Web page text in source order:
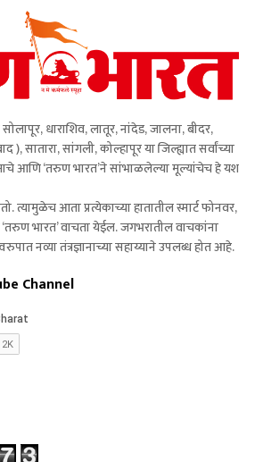
धाराशिव, लातूर, नांदेड, जालना, बीदर,
सातारा, सांगली, कोल्हापूर या जिल्ह्यात सर्वांच्या
आणि ‘तरुण भारत’ने सांभाळलेल्या मूल्यांचेच हे यश
त्यामुळेच आता प्रत्येकाच्या हातातील स्मार्ट फोनवर,
भारत’ वाचता येईल. जगभरातील वाचकांना
नव्या तंत्रज्ञानाच्या सहाय्याने उपलब्ध होत आहे.
Channel